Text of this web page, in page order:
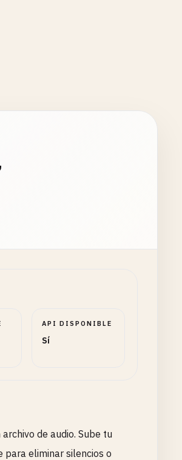
API DISPONIBLE
Sí
de audio. Sube tu
para eliminar silencios o